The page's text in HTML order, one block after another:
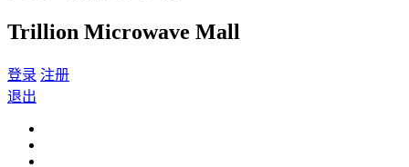
Trillion Microwave Mall
登录 注册
退出